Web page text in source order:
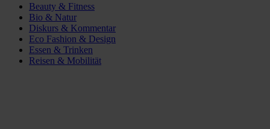
Beauty & Fitness
Bio & Natur
Diskurs & Kommentar
Eco Fashion & Design
Essen & Trinken
Reisen & Mobilität